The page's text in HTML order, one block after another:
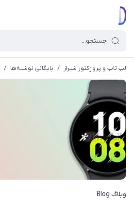
لپ تاپ و پروژکتور شیراز / بایگانی نوشته‌ها /
وبلاگ Blog